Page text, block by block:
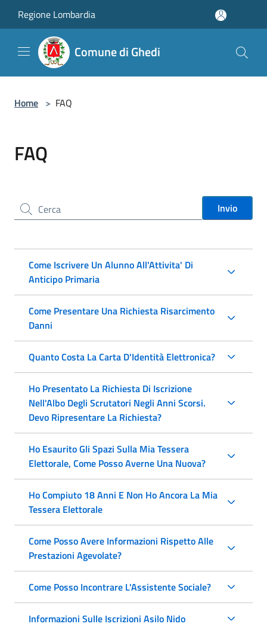
Regione Lombardia
Comune di Ghedi
Home > FAQ
FAQ
Cerca nel sito Invio
Come Iscrivere Un Alunno All'Attivita' Di
Anticipo Primaria
Come Presentare Una Richiesta Risarcimento
Danni
Quanto Costa La Carta D'Identità Elettronica?
Ho Presentato La Richiesta Di Iscrizione
Nell'Albo Degli Scrutatori Negli Anni Scorsi.
Devo Ripresentare La Richiesta?
Ho Esaurito Gli Spazi Sulla Mia Tessera
Elettorale, Come Posso Averne Una Nuova?
Ho Compiuto 18 Anni E Non Ho Ancora La Mia
Tessera Elettorale
Come Posso Avere Informazioni Rispetto Alle
Prestazioni Agevolate?
Come Posso Incontrare L'Assistente Sociale?
Informazioni Sulle Iscrizioni Asilo Nido